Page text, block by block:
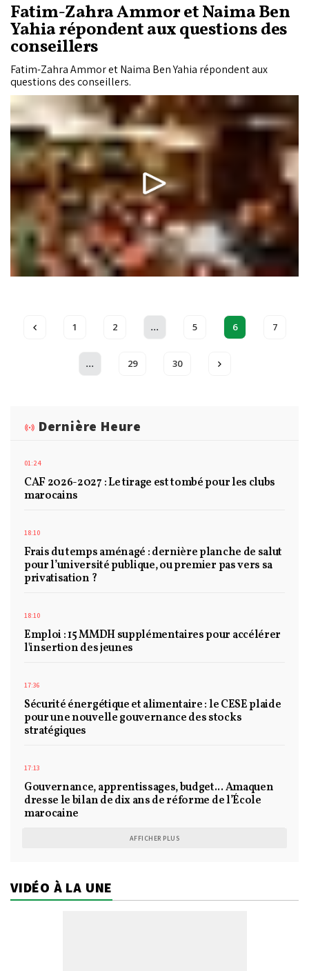
Fatim-Zahra Ammor et Naima Ben
Yahia répondent aux questions des
conseillers
Fatim-Zahra Ammor et Naima Ben Yahia répondent aux
questions des conseillers.
1 2 ... 5 6 7
... 29 30
Dernière Heure
01:24
CAF 2026-2027 : Le tirage est tombé pour les clubs
marocains
18:10
Frais du temps aménagé : dernière planche de salut
pour l’université publique, ou premier pas vers sa
privatisation ?
18:10
Emploi : 15 MMDH supplémentaires pour accélérer
l'insertion des jeunes
17:36
Sécurité énergétique et alimentaire : le CESE plaide
pour une nouvelle gouvernance des stocks
stratégiques
17:13
Gouvernance, apprentissages, budget... Amaquen
dresse le bilan de dix ans de réforme de l’École
marocaine
AFFICHER PLUS
VIDÉO À LA UNE